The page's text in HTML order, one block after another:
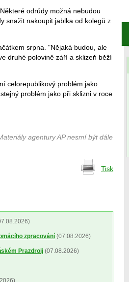
odrůdy možná nebudou
snažit nakoupit jablka od kolegů z
srpna. "Nějaká budou, ale
druhé polovině září a sklizeň běží
celorepublikový problém jako
problém jako při sklizni v roce
agentury AP nesmí být dále
Tisk
zpracování (07.08.2026)
Prazdroji (07.08.2026)